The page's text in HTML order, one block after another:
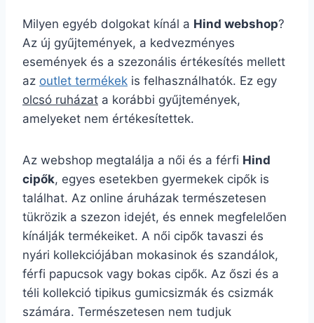
Milyen egyéb dolgokat kínál a Hind webshop?
Az új gyűjtemények, a kedvezményes
események és a szezonális értékesítés mellett
az outlet termékek is felhasználhatók. Ez egy
olcsó ruházat a korábbi gyűjtemények,
amelyeket nem értékesítettek.
Az webshop megtalálja a női és a férfi Hind
cipők, egyes esetekben gyermekek cipők is
találhat. Az online áruházak természetesen
tükrözik a szezon idejét, és ennek megfelelően
kínálják termékeiket. A női cipők tavaszi és
nyári kollekciójában mokasinok és szandálok,
férfi papucsok vagy bokas cipők. Az őszi és a
téli kollekció tipikus gumicsizmák és csizmák
számára. Természetesen nem tudjuk